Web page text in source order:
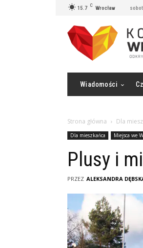
15.7 C Wrocław
Wiadomości
Strona główna Dla
Dla mieszkańca Miejsca we
Plusy i
PRZEZ ALEKSANDRA